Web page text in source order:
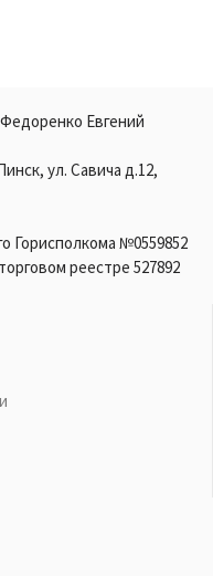
Евгений
ул. Савича д.12,
Горисполкома №0559852
реестре 527892